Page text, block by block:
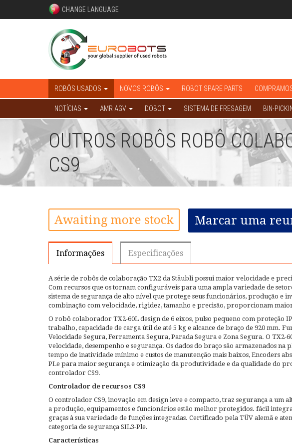
CHANGE LANGUAGE
ROBÔS USADOS NOVOS ROBÔS ROBOT SPARE PARTS
NOTÍCIAS AMR AGV DOBOT SISTEMA DE FRESAGEM BIN-
OUTROS ROBÔS ROBÔ
CS9
Awaiting more stock Marcar uma
Informações Especificações
A série de robôs de colaboração TX2 da Stäubli possui maior velocidade e
Com recursos que os tornam configuráveis ​​para uma ampla variedade de
sistema de segurança de alto nível que protege seus funcionários, produção e
combinação com velocidade, rigidez, tamanho e precisão, proporcionam
O robô colaborador TX2-60L design de 6 eixos, pulso pequeno com proteção
trabalho, capacidade de carga útil de até 5 kg e alcance de braço de 920 mm.
Velocidade Segura, Ferramenta Segura, Parada Segura e Zona Segura. O TX2-
velocidade, desempenho e segurança. Os dados do braço são armazenados na
tempo de inatividade mínimo e custos de manutenção mais baixos, Encoders
PLe para maior segurança e otimização da produtividade e da qualidade do
controlador CS9.
Controlador de recursos CS9
O controlador CS9, inovação em design leve e compacto, traz segurança a um
a produção, equipamentos e funcionários estão melhor protegidos. fácil
graças à sua variedade de funções integradas. Certificado pela TÜV alemã e
categoria de segurança SIL3-Ple.
Características